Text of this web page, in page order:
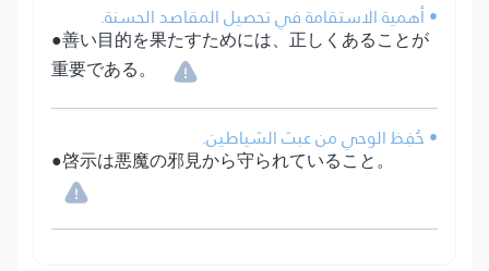
• أهمية الاستقامة في تحصيل المقاصد الحسنة.
●善い目的を果たすためには、正しくあることが
重要である。
• حُفِظ الوحي من عبث الشياطين.
●啓示は悪魔の邪見から守られていること。